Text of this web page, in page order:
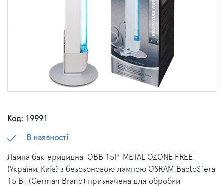
Код: 19991
В наявності
Лампа бактерицидна
OBB 15P-METAL OZONE FREE
(України, Київ) з ​​безозоновою лампою OSRAM BactoSfera
15 Вт (German Brand) призначена для обробки